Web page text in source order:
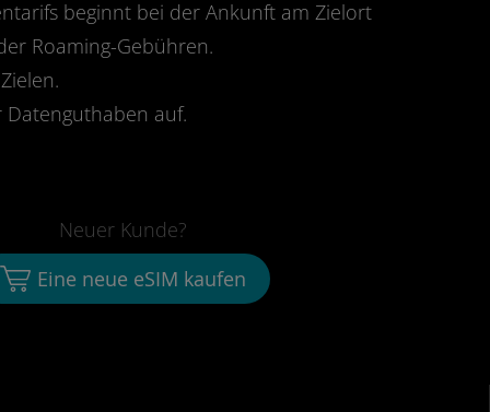
beginnt bei der Ankunft am Zielort
Roaming-Gebühren.
Datenguthaben auf.
Neuer Kunde?
Eine neue eSIM kaufen